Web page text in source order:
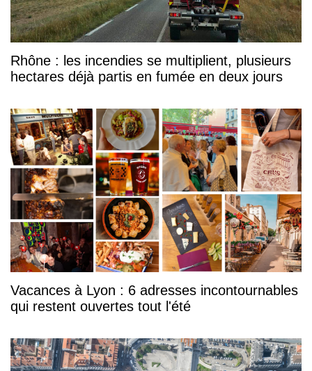
Rhône : les incendies se multiplient, plusieurs
hectares déjà partis en fumée en deux jours
Vacances à Lyon : 6 adresses incontournables
qui restent ouvertes tout l'été